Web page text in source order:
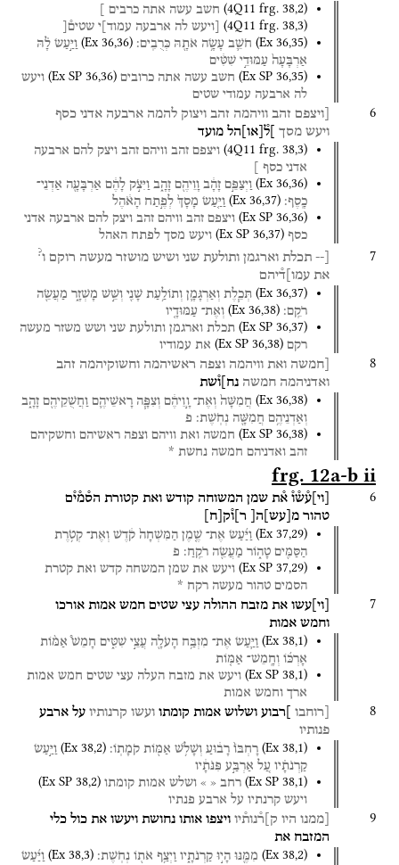
(4Q11 frg. 38,2) חשב עשה אתה כרבים
(4Q11 frg. 38,3) [ויעש לה ארבעה עמוד]י שטים֯[
(Ex 36,35) חֹשֵׁ֛ב עָשָׂ֥ה אֹתָ֖הּ כְּרֻבִֽים׃ (Ex 36,36) וַיַּ֣עַשׂ לָ֗הּ
אַרְבָּעָה֙ עַמּוּדֵ֣י שִׁטִּ֔ים
(Ex SP 36,35) חשב עשה אתה כרובים (Ex SP 36,36)
ויעש
לה ארבעה עמודי שטים
6 [ויצפם זהב וויהמה זהב ויצוק להמה ארבעה אדני כסף
ויעש מסך ]ל֯ או הל מועד
(4Q11 frg. 38,3) ויצפם זהב וויהם זהב ויצק להם ארבעה
אדני כסף
(Ex 36,36) וַיְצַפֵּ֣ם זָהָ֔ב וָוֵיהֶ֖ם זָהָ֑ב וַיִּצֹ֣ק לָהֶ֔ם אַרְבָּעָ֖ה אַדְנֵי־
כָֽסֶף׃
(Ex 36,37) וַיַּ֤עַשׂ מָסָךְ֙ לְפֶ֣תַח הָאֹ֔הֶל
(Ex SP 36,36) ויצפם זהב וויהם זהב ויצק להם ארבעה אדני
כסף
(Ex SP 36,37) ויעש מסך לפתח האהל
7
[-- תכלת וארגמן ותולעת שני ושיש מושזר מעשה רוקם ו?
את עמו]ד֯יהם
(Ex 36,37) תְּכֵ֧לֶת וְאַרְגָּמָ֛ן וְתוֹלַ֥עַת שָׁנִ֖י וְשֵׁ֣שׁ מָשְׁזָ֑ר מַעֲשֵׂ֖ה
רֹקֵֽם׃
(Ex 36,38) וְאֶת־ עַמּוּדָ֤יו
(Ex SP 36,37) תכלת וארגמן ותולעת שני ושש משזר מעשה
רקם
(Ex SP 36,38) את עמודיו
8 [חמשה ואת וויהמה וצפה ראשיהמה וחשוקיהמה זהב
ואדניהמה חמשה נח]ו֯שת
(Ex 36,38) חֲמִשָּׁה֙ וְאֶת־ וָ֣וֵיהֶ֔ם וְצִפָּ֧ה רָאשֵׁיהֶ֛ם וַחֲשֻׁקֵיהֶ֖ם זָהָ֑ב
וְאַדְנֵיהֶ֥ם חֲמִשָּׁ֖ה נְחֹֽשֶׁת׃ פ
(Ex SP 36,38) חמשה ואת וויהם וצפה ראשיהם וחשקיהם
זהב ואדניהם חמשה נחשת *
frg. 12a-b ii
6 וי ע֯ש֯ו֯ א֯ת שמן המשוחה קודש ואת קטורת הס֯מ֯י֯ם
טהור מ עש ה[ ר]ו֯ק ח
(Ex 37,29) וַיַּ֜עַשׂ אֶת־ שֶׁ֤מֶן הַמִּשְׁחָה֙ קֹ֔דֶשׁ וְאֶת־ קְטֹ֥רֶת
הַסַּמִּ֖ים טָה֑וֹר מַעֲשֵׂ֖ה רֹקֵֽחַ׃ פ
(Ex SP 37,29) ויעש את שמן המשחה קדש ואת קטרת
הסמים טהור מעשה רקח *
7 וי עשו את מזבח ההולה עצי שטים חמש אמות אורכו
וחמש אמות
(Ex 38,1) וַיַּ֛עַשׂ אֶת־ מִזְבַּ֥ח הָעֹלָ֖ה עֲצֵ֣י שִׁטִּ֑ים חָמֵשׁ֩ אַמּ֨וֹת
אָרְכּ֜וֹ וְחָֽמֵשׁ־ אַמּ֤וֹת
(Ex SP 38,1) ויעש את מזבח העלה עצי שטים חמש אמות
ארך וחמש אמות
8 [רוחבו ]רבוע ושלוש אמות קומתו ועשו קרנותיו על ארבע
פנותיו
(Ex 38,1) רָחְבּוֹ֙ רָב֔וּעַ וְשָׁלֹ֥שׁ אַמּ֖וֹת קֹמָתֽוֹ׃ (Ex 38,2)
וַיַּ֣עַשׂ
קַרְנֹתָ֗יו עַ֚ל אַרְבַּ֣ע פִּנֹּתָ֔יו
(Ex SP 38,1) רחב «
» ושלש אמות קומתו (Ex SP 38,2)
ויעש קרנתיו על ארבע פנתיו
9 [ממנו היו ק]ר֯נות֯יו ויצפו אותו נחושת ויעשו את כול כלי
המזבח את
(Ex 38,2) מִמֶּ֖נּוּ הָי֣וּ קַרְנֹתָ֑יו וַיְצַ֥ף אֹת֖וֹ נְחֹֽשֶׁת׃ (Ex 38,3)
וַיַּ֜עַשׂ